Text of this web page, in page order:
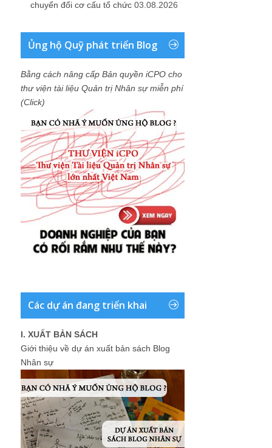
chuyển đổi cơ cấu tổ chức 03.08.2026
Ủng hộ Quỹ phát triển Blog
Bằng cách nâng cấp Bản quyền iCPO cho
thư viện tài liệu Quản trị Nhân sự miễn phí
(Click)
Các dự án đang triển khai
I. XUẤT BẢN SÁCH
Giới thiệu về dự án xuất bản sách Blog
Nhân sự